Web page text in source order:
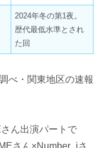
2024年冬の第1夜。
歴代最低水準とされ
た回
べ・関東地区の速報
ん出演パートで
さん×Number_iさ